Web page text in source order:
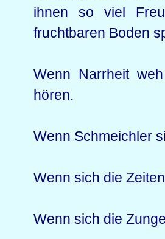
ihnen so viel
fruchtbaren Boden
Wenn Narrheit
hören.
Wenn Schmeichler
Wenn sich die
Wenn sich die